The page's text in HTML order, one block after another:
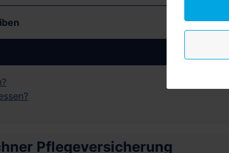
Pflegeversicherung